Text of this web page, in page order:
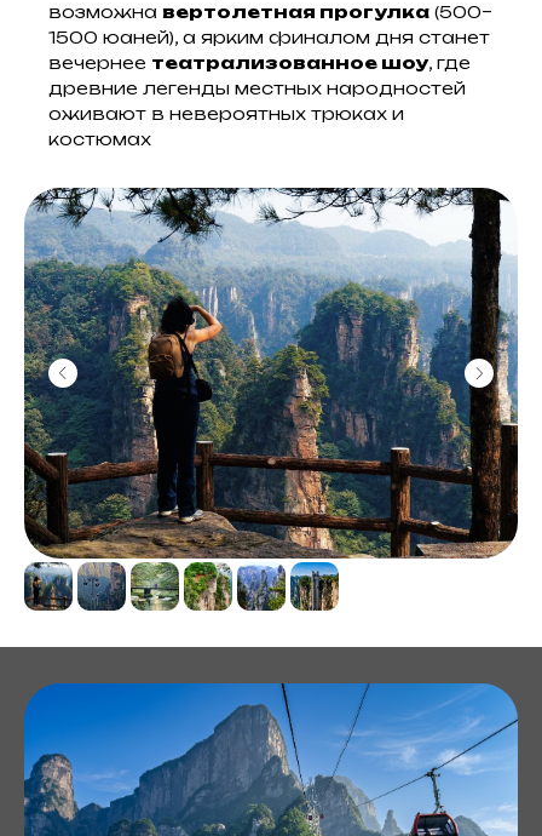
возможна вертолетная прогулка (500–
1500 юаней), а ярким финалом дня станет
вечернее театрализованное шоу, где
древние легенды местных народностей
оживают в невероятных трюках и
костюмах